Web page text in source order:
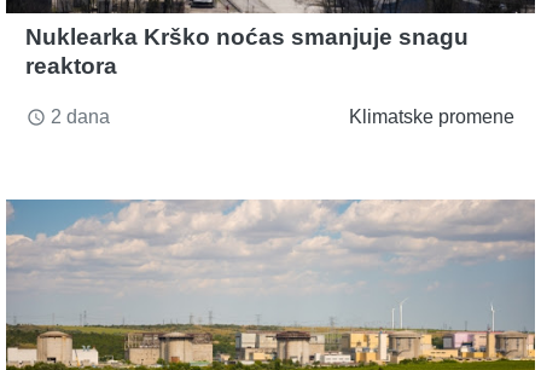
Nuklearka Krško noćas smanjuje snagu
reaktora
access_time 2 dana Klimatske promene